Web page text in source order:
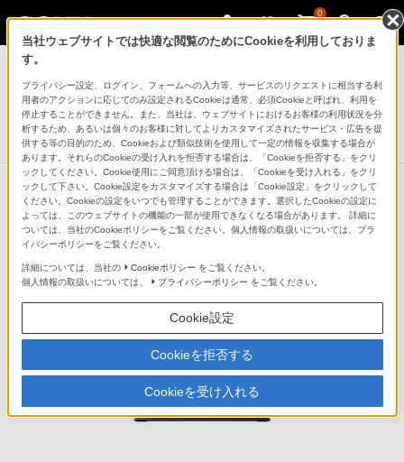
0
テレビ ブラビア
ハイビジョン液晶テレビ
W500Cシリーズ
DISCONTINUED 生産完了
当社ウェブサイトでは快適な閲覧のためにCookieを利用しておりま
す。
プライバシー設定、ログイン、フォームへの入力等、サービスのリクエストに相当する利
用者のアクションに応じてのみ設定されるCookieは通常、必須Cookieと呼ばれ、利用を
停止することができません。また、当社は、ウェブサイトにおけるお客様の利用状況を分
析するため、あるいは個々のお客様に対してよりカスタマイズされたサービス・広告を提
供する等の目的のため、Cookieおよび類似技術を使用して一定の情報を収集する場合が
あります。それらのCookieの受け入れを拒否する場合は、「Cookieを拒否する」をクリ
ックしてください。Cookie使用にご同意頂ける場合は、「Cookieを受け入れる」をクリ
ックして下さい。Cookie設定をカスタマイズする場合は「Cookie設定」をクリックして
ください。Cookieの設定をいつでも管理することができます。選択したCookieの設定に
よっては、このウェブサイトの機能の一部が使用できなくなる場合があります。 詳細に
ついては、当社のCookieポリシーをご覧ください。個人情報の取扱いについては、プラ
イバシーポリシーをご覧ください。
詳細については、当社の Cookieポリシー をご覧ください。
個人情報の取扱いについては、
プライバシーポリシー をご覧ください。
Cookie設定
Cookieを拒否する
Cookieを受け入れる